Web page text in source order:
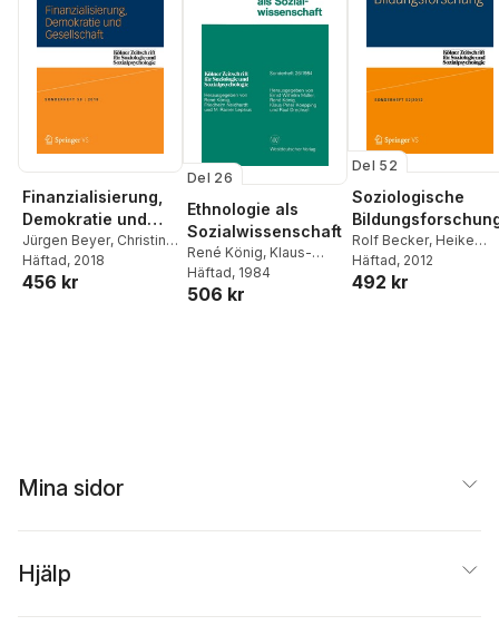
Finanzialisierung,
Demokratie und
Gesellschaft
Jürgen Beyer, Christine
Trampusch
Häftad, 2018
456 kr
Del 26
Ethnologie als
Sozialwissenschaft
René König, Klaus-
Peter Koepping
Drechsel
Häftad, 1984
506 kr
Del 52
Soziologische
Rolf Becker, Heike
Solga
Häftad, 2012
492 kr
Mina sidor
Hjälp